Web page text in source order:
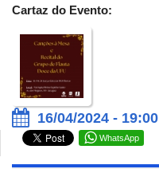
Cartaz do Evento:
16/04/2024 - 19:00
WhatsApp